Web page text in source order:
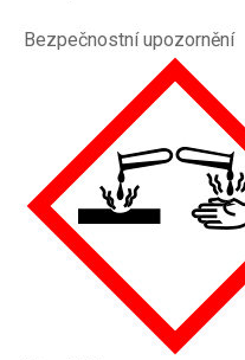
Bezpečnostní upozornění